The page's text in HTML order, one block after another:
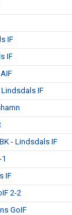
IF
IF
IF
- Lindsdals IF
IF
2-2
GoIF